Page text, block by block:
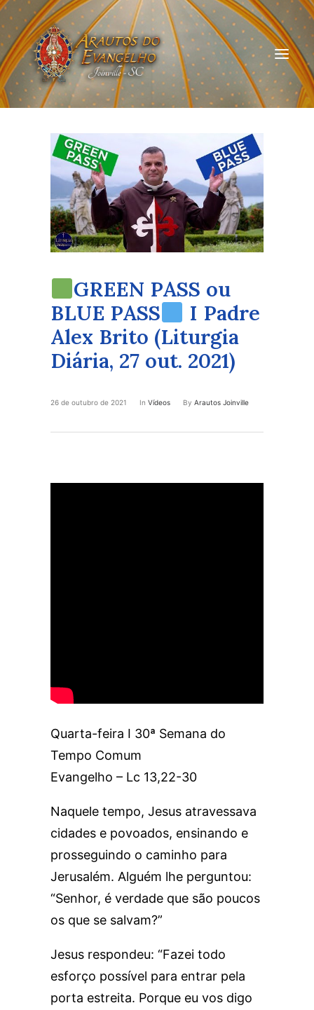
HOME
QUEM SOMOS
ARAUTOS JOINVILLE
CURSOS ON-LINE
GREEN PASS ou
BLUE PASS
I Padre
Alex Brito (Liturgia
Diária, 27 out. 2021)
26 de outubro de 2021 In Vídeos By Arautos Joinville
Quarta-feira I 30ª Semana do
Tempo Comum
Evangelho – Lc 13,22-30
Naquele tempo, Jesus atravessava
cidades e povoados, ensinando e
prosseguindo o caminho para
Jerusalém. Alguém lhe perguntou:
“Senhor, é verdade que são poucos
os que se salvam?”
Jesus respondeu: “Fazei todo
esforço possível para entrar pela
porta estreita. Porque eu vos digo